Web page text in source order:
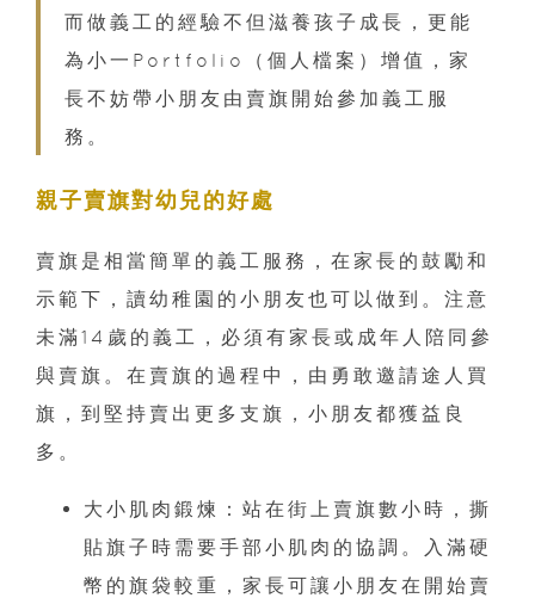
而做義工的經驗不但滋養孩子成長，更能
為小一Portfolio（個人檔案）增值，家
長不妨帶小朋友由賣旗開始參加義工服
務。
親子賣旗對幼兒的好處
賣旗是相當簡單的義工服務，在家長的鼓勵和
示範下，讀幼稚園的小朋友也可以做到。注意
未滿14歲的義工，必須有家長或成年人陪同參
與賣旗。在賣旗的過程中，由勇敢邀請途人買
旗，到堅持賣出更多支旗，小朋友都獲益良
多。
大小肌肉鍛煉：站在街上賣旗數小時，撕
貼旗子時需要手部小肌肉的協調。入滿硬
幣的旗袋較重，家長可讓小朋友在開始賣